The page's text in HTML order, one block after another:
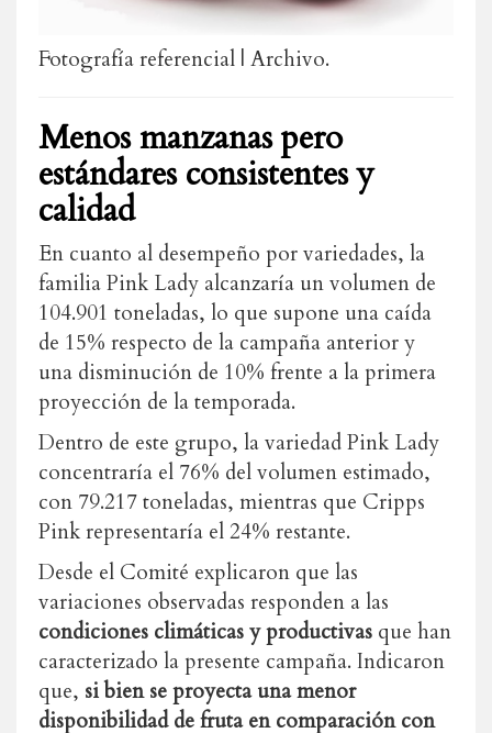
Fotografía referencial | Archivo.
Menos manzanas pero
estándares consistentes y
calidad
En cuanto al desempeño por variedades, la
familia Pink Lady alcanzaría un volumen de
104.901 toneladas, lo que supone una caída
de 15% respecto de la campaña anterior y
una disminución de 10% frente a la primera
proyección de la temporada.
Dentro de este grupo, la variedad Pink Lady
concentraría el 76% del volumen estimado,
con 79.217 toneladas, mientras que Cripps
Pink representaría el 24% restante.
Desde el Comité explicaron que las
variaciones observadas responden a las
condiciones climáticas y productivas que han
caracterizado la presente campaña. Indicaron
que, si bien se proyecta una menor
disponibilidad de fruta en comparación con